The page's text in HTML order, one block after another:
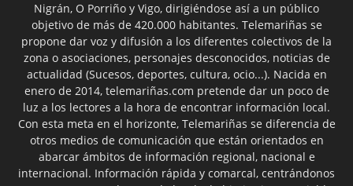
Nigrán, O Porriño y Vigo, dirigiéndose así a un público
objetivo de más de 420.000 habitantes. Telemariñas se
propone dar voz y difusión a los diferentes colectivos de la
zona o asociaciones, personajes desconocidos, noticias de
actualidad (Sucesos, deportes, cultura, ocio...). Nacida en
enero de 2014, telemariñas.com pretende dar un poco de
luz a los lectores a la hora de encontrar información local.
Con esta meta en el horizonte, Telemariñas se diferencia de
otros medios de comunicación que están orientados en
abarcar ámbitos de información regional, nacional e
internacional. Información rápida y comarcal, centrándonos